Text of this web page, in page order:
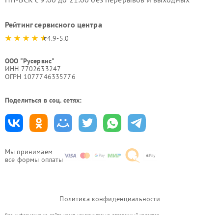
Мы принимаем
все формы оплаты
Рейтинг сервисного центра
4.9-5.0
ООО "Русервис"
ИНН 7702633247
ОГРН 1077746335776
Поделиться в соц. сетях:
Политика конфиденциальности